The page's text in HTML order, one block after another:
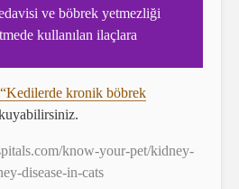
ve böbrek yetmezliği
kullanılan ilaçlara
“Kedilerde kronik böbrek
know-your-pet/kidney-
disease-in-cats